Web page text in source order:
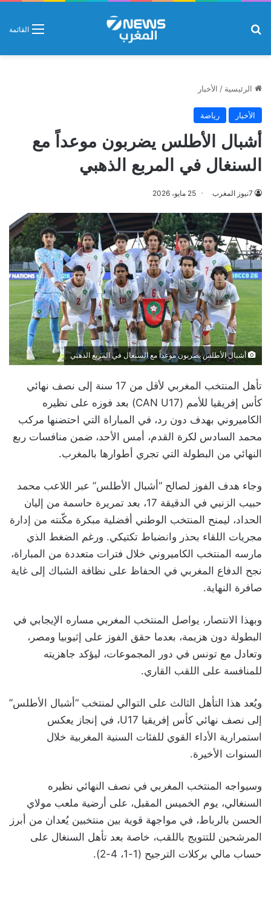
القائمة
الرئيسية / الأخبار
الأخبار رياضة
أشبال الأطلس يضربون موعداً مع
السنغال في المربع الذهبي
7نيوز المغرب 25 مايو، 2026
أشبال الأطلس يضربون موعداً مع السنغال في المربع الذهبي
تأهل المنتخب المغربي لأقل من 17 سنة إلى نصف نهائي
كأس إفريقيا للأمم (CAN U17) بعد فوزه على نظيره
الكاميروني بهدف دون رد، في المباراة التي احتضنها مركب
محمد السادس لكرة القدم، أمس الأحد، ضمن منافسات ربع
النهائي من البطولة التي تجري أطوارها بالمغرب.
وجاء هدف الفوز لصالح “أشبال الأطلس” عبر اللاعب محمد
حبيب الزنبي في الدقيقة 17، بعد تمريرة حاسمة من إليان
الحداد، ليمنح المنتخب الوطني أفضلية مبكرة مكّنته من إدارة
مجريات اللقاء بحذر وانضباط تكتيكي. ورغم الضغط الذي
مارسه المنتخب الكاميروني خلال فترات متعددة من المباراة،
نجح الدفاع المغربي في الحفاظ على نظافة الشباك إلى غاية
صافرة النهاية.
وبهذا الانتصار، يواصل المنتخب المغربي مساره الإيجابي في
البطولة دون هزيمة، بعدما حقق الفوز على إثيوبيا ومصر،
وتعادل مع تونس في دور المجموعات، ليؤكد جاهزيته
للمنافسة على اللقب القاري.
ويُعد هذا التأهل الثالث على التوالي لمنتخب “أشبال الأطلس”
إلى نصف نهائي كأس إفريقيا U17، في إنجاز يعكس
استمرارية الأداء القوي للفئات السنية المغربية خلال
السنوات الأخيرة.
وسيواجه المنتخب المغربي في نصف النهائي نظيره
السنغالي، يوم الخميس المقبل، على أرضية ملعب مولاي
الحسن بالرباط، في مواجهة قوية بين منتخبين يُعدان من أبرز
المرشحين للتتويج باللقب، خاصة بعد تأهل السنغال على
حساب مالي بركلات الترجيح (1-1، 4-2).